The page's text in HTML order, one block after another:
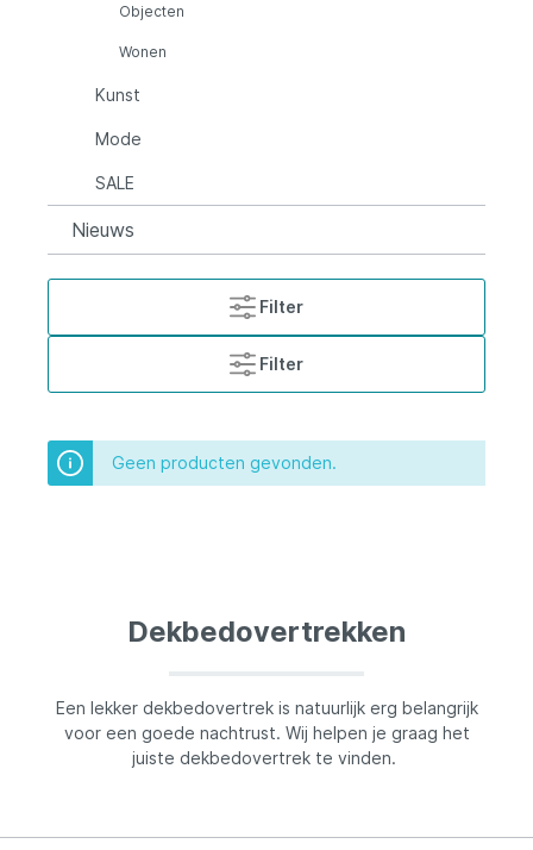
Objecten
Wonen
Kunst
Mode
SALE
Nieuws
Filter
Filter
Geen producten gevonden.
Dekbedovertrekken
Een lekker dekbedovertrek is natuurlijk erg belangrijk
voor een goede nachtrust. Wij helpen je graag het
juiste dekbedovertrek te vinden.